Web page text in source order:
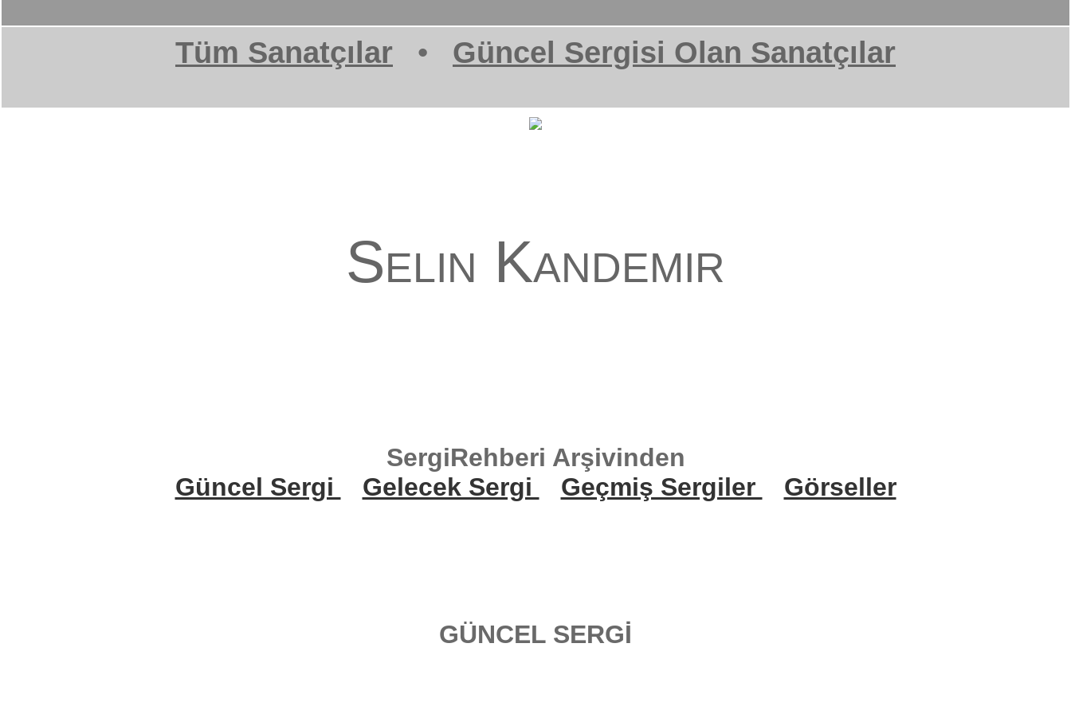
Tüm Sanatçılar • Güncel Sergisi Olan Sanatçılar
Selin Kandemir
SergiRehberi Arşivinden
Güncel Sergi
Gelecek Sergi Geçmiş Sergiler Görseller
GÜNCEL SERGİ